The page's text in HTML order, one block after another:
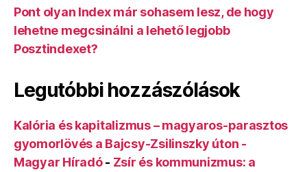
Pont olyan Index már sohasem lesz, de hogy
lehetne megcsinálni a lehető legjobb
Posztindexet?
Legutóbbi hozzászólások
Kalória és kapitalizmus – magyaros-parasztos
gyomorlövés a Bajcsy-Zsilinszky úton -
Magyar Híradó- Zsír és kommunizmus: a